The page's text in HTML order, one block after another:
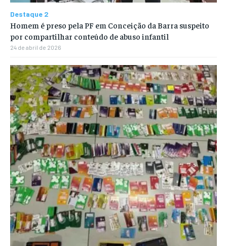
Destaque 2
Homem é preso pela PF em Conceição da Barra suspeito
por compartilhar conteúdo de abuso infantil
24 de abril de 2026